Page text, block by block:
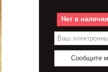
Нет в
Сообщите